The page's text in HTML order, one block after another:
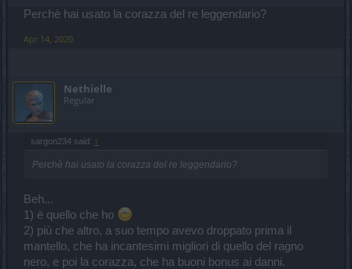
Perchè hai usato la corazza del re leggendario?
Apr 14, 2020
Nethielle
Regular
sargon234 said: ↑
Perchè hai usato la corazza del re leggendario?
Beh...
1) è quello che ho
2) più che altro, a suo tempo avevo droppato prima il
mantello, che ha incantesimi migliori di quello del ragno
nero, e poi la corazza, che ha buoni bonus ai danni.